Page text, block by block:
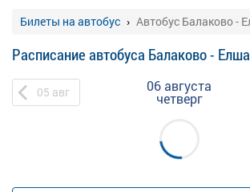
Билеты на автобус Автобус Балаково -
Расписание автобуса Балаково -
05 авг 06 августа
четверг